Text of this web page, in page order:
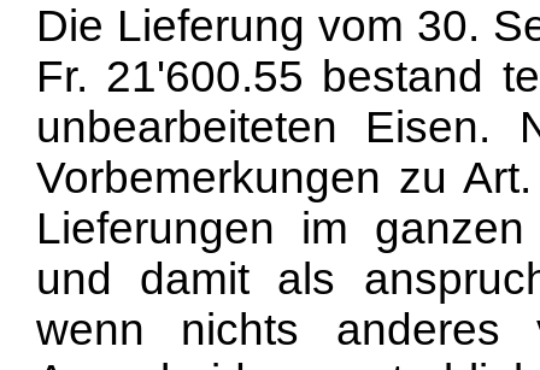
Die Lieferung vom 30.
Fr. 21'600.55 bestand
unbearbeiteten Eisen.
Vorbemerkungen zu
Lieferungen im
und damit als
wenn nichts anderes